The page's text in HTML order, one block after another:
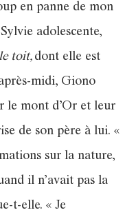
en panne de mon
adolescente,
toit, dont elle est
midi, Giono
le mont d’Or et leur
de son père à lui. «
sur la nature,
il n’avait pas la
t-elle. « Je